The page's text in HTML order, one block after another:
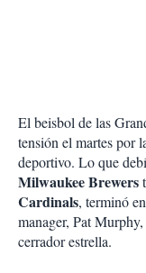
El beisbol de las
tensión el martes por
deportivo. Lo que
Milwaukee Brewers
Cardinals, terminó
manager, Pat
cerrador estrella.